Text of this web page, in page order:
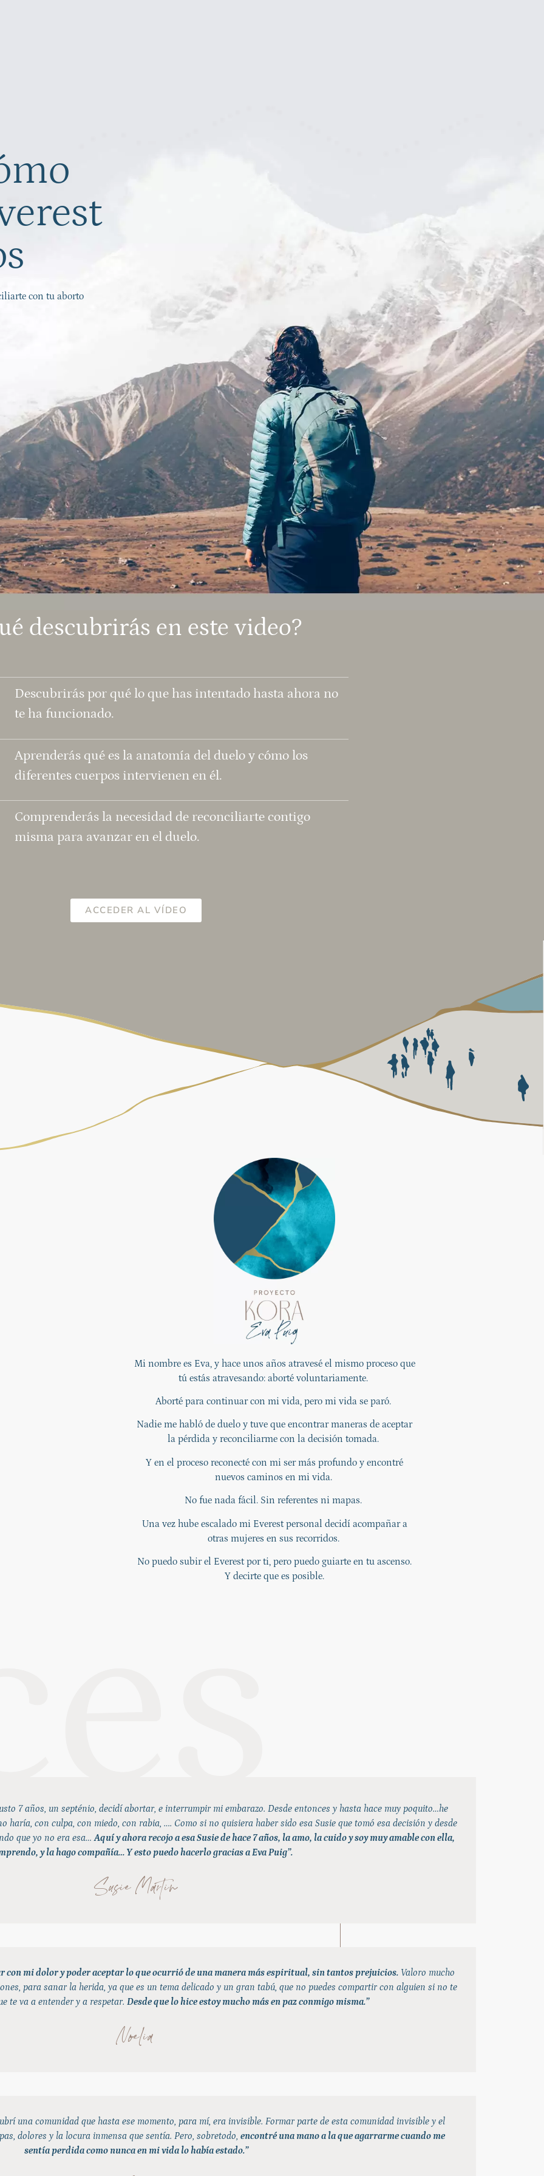
con tu aborto
descubrirás en este video?
Descubrirás por qué lo que has intentado hasta ahora no
te ha funcionado.
Aprenderás qué es la anatomía del duelo y cómo los
diferentes cuerpos intervienen en él.
Comprenderás la necesidad de reconciliarte contigo
misma para avanzar en el duelo.
ACCEDER AL VÍDEO
Mi nombre es Eva, y hace unos años atravesé el mismo proceso que
tú estás atravesando: aborté voluntariamente.
Aborté para continuar con mi vida, pero mi vida se paró.
Nadie me habló de duelo y tuve que encontrar maneras de aceptar
la pérdida y reconciliarme con la decisión tomada.
Y en el proceso reconecté con mi ser más profundo y encontré
nuevos caminos en mi vida.
No fue nada fácil. Sin referentes ni mapas.
Una vez hube escalado mi Everest personal decidí acompañar a
otras mujeres en sus recorridos.
No puedo subir el Everest por ti, pero puedo guiarte en tu ascenso.
Y decirte que es posible.
7 años, un septénio, decidí abortar, e interrumpir mi embarazo. Desde entonces y hasta hace muy poquito…he
haría, con culpa, con miedo, con rabia, …. Como si no quisiera haber sido esa Susie que tomó esa decisión y desde
que yo no era esa…Aquí y ahora recojo a esa Susie de hace 7 años, la amo, la cuido y soy muy amable con ella,
y la hago compañía… Y esto puedo hacerlo gracias a Eva Puig”.
Susie Martin
con mi dolor y poder aceptar lo que ocurrió de una manera más espiritual, sin tantos prejuicios. Valoro mucho
para sanar la herida, ya que es un tema delicado y un gran tabú, que no puedes compartir con alguien si no te
te va a entender y a respetar. Desde que lo hice estoy mucho más en paz conmigo misma.”
Noelia
una comunidad que hasta ese momento, para mí, era invisible. Formar parte de esta comunidad invisible y el
dolores y la locura inmensa que sentía. Pero, sobretodo, encontré una mano a la que agarrarme cuando me
sentía perdida como nunca en mi vida lo había estado.”